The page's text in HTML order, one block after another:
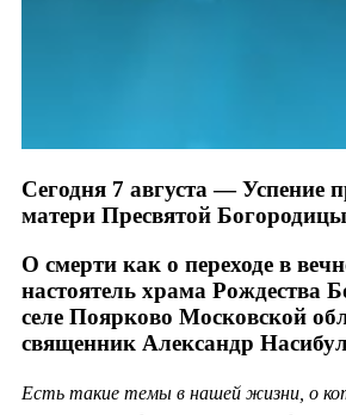
Сегодня 7 августа — Успение
матери Пресвятой
О смерти как о переходе в
настоятель храма Рождества
селе Поярково Московской
священник Александр
Есть такие темы в нашей жизни, о